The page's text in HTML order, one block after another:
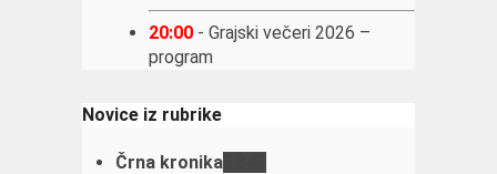
20:00 - Grajski večeri 2026 –
program
Novice iz rubrike
Črna kronika